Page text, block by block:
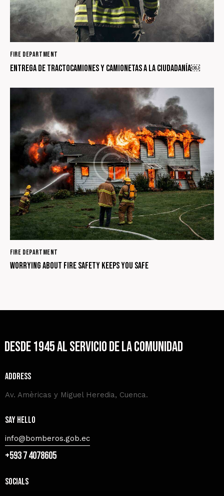
FIRE DEPARTMENT
ENTREGA DE TRACTOCAMIONES Y CAMIONETAS A LA CIUDADANÍA￼
FIRE DEPARTMENT
Worrying about fire safety keeps you safe
Desde 1945 al servicio de la comunidad
Address
Av. Amèricas y Miguel Heredia, Cuenca.
Say Hello
info@bomberos.gob.ec
+593 7 4078605
Socials